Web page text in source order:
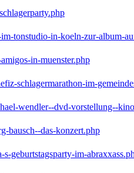
tonstudio-in-koeln-zur-album-
in-muenster.php
schlagermarathon-im-
wendler--dvd-vorstellung--
bausch--das-konzert.php
s-geburtstagsparty-im-